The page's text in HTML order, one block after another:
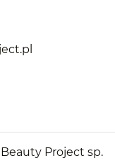
Project sp.